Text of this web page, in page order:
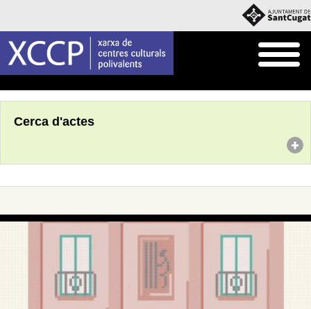
Cerca d'actes